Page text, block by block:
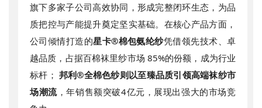
旗下多家子公司高效协同，形成完整闭环生态，为品
质把控与产能提升奠定坚实基础。在核心产品方面，
公司倾情打造的星卡®棉包氨纶纱凭借领先技术、卓
越品质，占据百棉袜里纱市场 85%的份额，成为行业
标杆； 邦利®全棉色纱则以至臻品质引领高端袜纱市
场潮流，年销售额突破4亿元，展现出强大的市场竞